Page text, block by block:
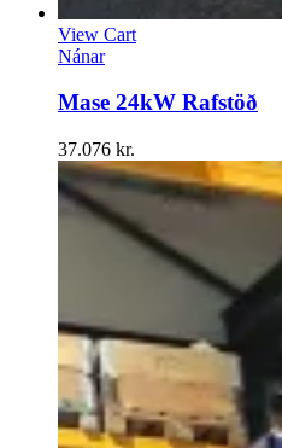
View Cart
Nánar
Mase 24kW Rafstöð
37.076 kr.